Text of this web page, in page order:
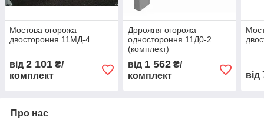
Мостова огорожа
двостороння 11МД-4
від 2 101 ₴/
комплект
Дорожня огорожа
одностороння 11Д0-2
(комплект)
від 1 562₴/
комплект
від
Про нас